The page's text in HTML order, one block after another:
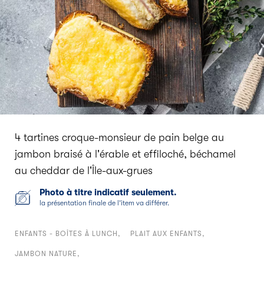
4 tartines croque-monsieur de pain belge au
jambon braisé à l'érable et effiloché, béchamel
au cheddar de l'Île-aux-grues
Photo à titre indicatif seulement.
la présentation finale de l’item va différer.
ENFANTS - BOÎTES À LUNCH PLAIT AUX ENFANTS
JAMBON NATURE